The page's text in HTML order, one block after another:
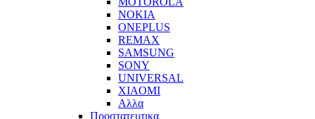
NOKIA
ONEPLUS
REMAX
SAMSUNG
SONY
UNIVERSAL
XIAOMI
Αλλα
Προστατευτικα